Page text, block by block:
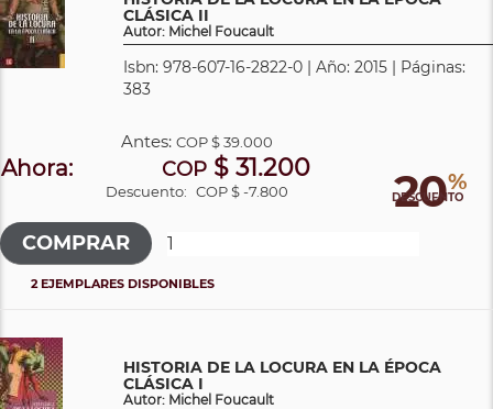
CLÁSICA II
Autor: Michel Foucault
Isbn: 978-607-16-2822-0 | Año: 2015 | Páginas:
383
20%
DESCUENTO
Antes:COP$ 39.000
Ahora: COP$ 31.200
Descuento: COP $ -7.800
2 EJEMPLARES DISPONIBLES
HISTORIA DE LA LOCURA EN LA ÉPOCA
CLÁSICA I
Autor: Michel Foucault